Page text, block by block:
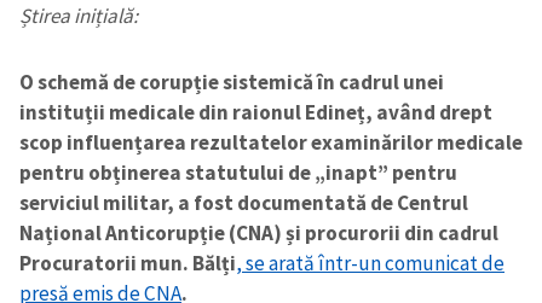
Știrea inițială:
O schemă de corupție sistemică în cadrul unei
instituții medicale din raionul Edineț, având drept
scop influențarea rezultatelor examinărilor medicale
pentru obținerea statutului de „inapt” pentru
serviciul militar, a fost documentată de Centrul
Național Anticorupție (CNA) și procurorii din cadrul
Procuratorii mun. Bălți, se arată într-un comunicat de
presă emis de CNA.